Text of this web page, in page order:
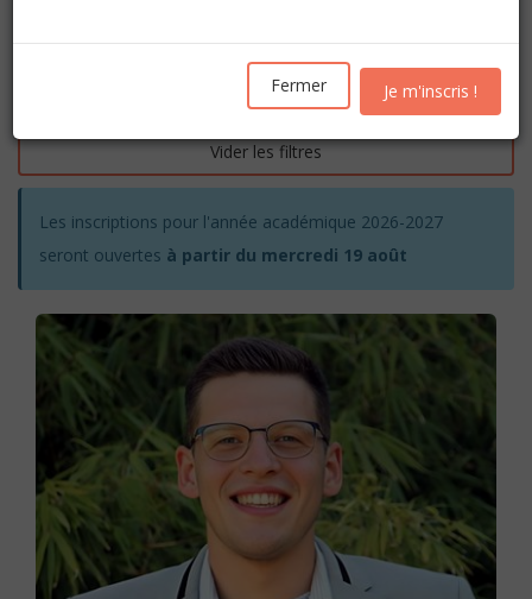
Rechercher
Vider les filtres
Les inscriptions pour l'année académique 2026-2027
seront ouvertes à partir du mercredi 19 août
Fermer Je m'inscris !